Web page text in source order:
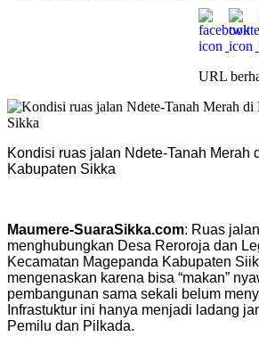
URL
Kondisi ruas jalan Ndete-Tanah Merah
Kabupaten Sikka
Maumere-SuaraSikka.com: Ruas
menghubungkan Desa Reroroja dan
Kecamatan Magepanda Kabupaten
mengenaskan karena bisa “makan”
pembangunan sama sekali belum
Infrastuktur ini hanya menjadi ladang
Pemilu dan Pilkada.